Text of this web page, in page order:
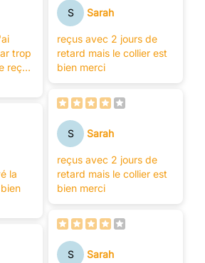
trop
reçus
tt
la
S Sarah
reçus avec 2 jours de
retard mais le collier est
bien merci
S Sarah
reçus avec 2 jours de
retard mais le collier est
bien merci
S Sarah